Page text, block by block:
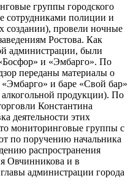
группы городского
сотрудниками полиции и
создании), провели ночные
Ростова. Как
администрации, были
и «Эмбарго». По
переданы материалы о
и баре «Свой бар»
алкогольной продукции). По
Константина
деятельности этих
мониторинговые группы с
по поручению начальника
распространения
Овчинникова и в
администрации города